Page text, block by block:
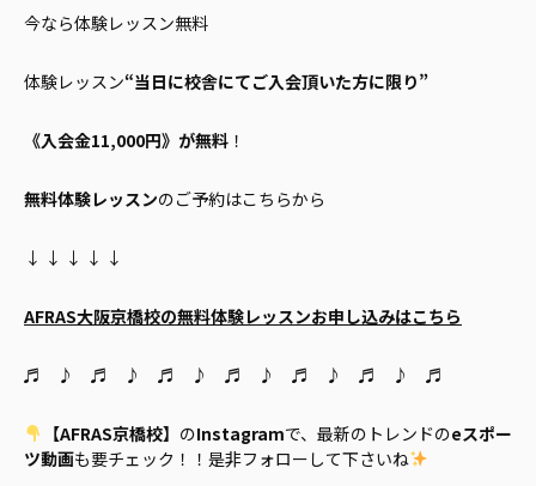
今なら体験レッスン無料
体験レッスン“当日に校舎にてご入会頂いた方に限り”
《入会金11,000円》が無料 ！
無料体験レッスンのご予約はこちらから
↓ ↓ ↓ ↓ ↓
AFRAS大阪京橋校の無料体験レッスンお申し込みはこちら
♬ ♪ ♬ ♪ ♬ ♪ ♬ ♪ ♬ ♪ ♬ ♪ ♬
【AFRAS京橋校】 のInstagramで、最新のトレンドのeスポー
ツ動画も要チェック！！是非フォローして下さいね